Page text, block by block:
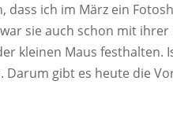
ich im März ein
sie auch schon mit
kleinen Maus festhalten.
gibt es heute die